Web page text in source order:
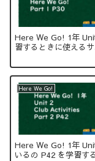
Here We Go! 1年
習するときに使える
Here We Go!
Here We Go! 1年
いるの P42 を学習す